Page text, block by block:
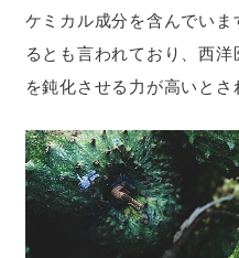
ケミカル成分を含んでい
るとも言われており、西
を鈍化させる力が高いとさ